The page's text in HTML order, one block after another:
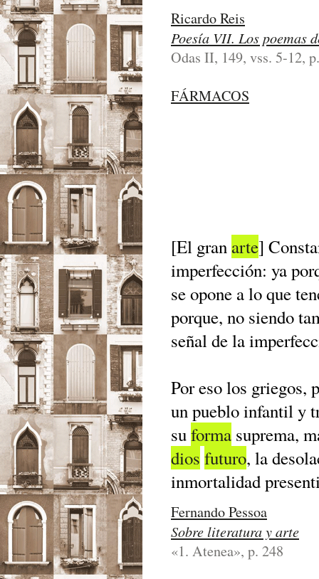
Ricardo Reis
Poesí­a VII. Los poemas
Odas II, 149, vss. 5-12,
FÁRMACOS
[El gran arte]
imperfección: ya
se opone a lo que
porque, no siendo
señal de la
Por eso los griegos,
un pueblo infantil y
suforma suprema,
dios futuro, la
inmortalidad
Fernando Pessoa
Sobre literatura y arte
«1. Atenea», p. 248